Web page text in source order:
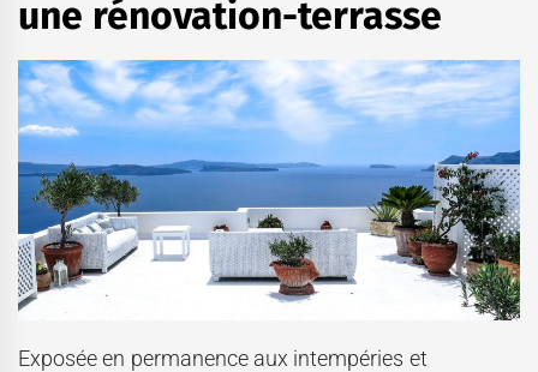
une rénovation-terrasse
Exposée en permanence aux intempéries et